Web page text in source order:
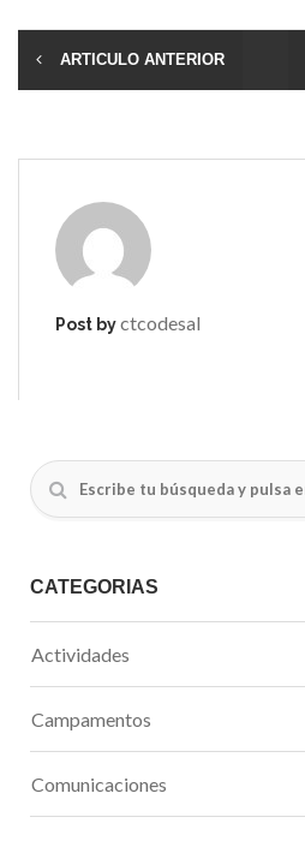
ARTICULO ANTERIOR
Post byctcodesal
CATEGORÍAS
Actividades
Campamentos
Comunicaciones